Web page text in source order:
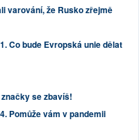
varování, že Rusko zřejmě
Co bude Evropská unie dělat
se zbavíš!
Pomůže vám v pandemii